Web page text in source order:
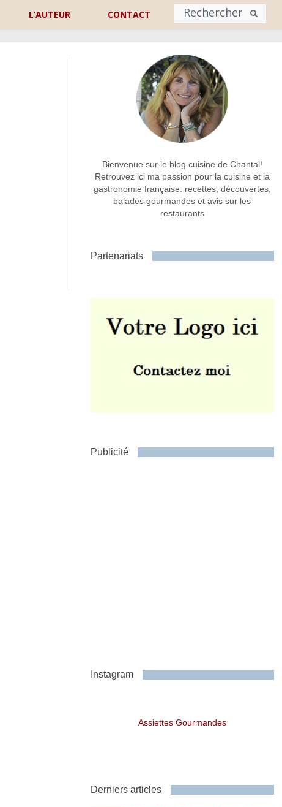
L’AUTEUR CONTACT
Nom
Commentaire ou message *
Bienvenue sur le blog cuisine de Chantal!
Retrouvez ici ma passion pour la cuisine et la
gastronomie française: recettes, découvertes,
balades gourmandes et avis sur les
restaurants
Partenariats
Publicité
Instagram
Assiettes Gourmandes
Derniers articles